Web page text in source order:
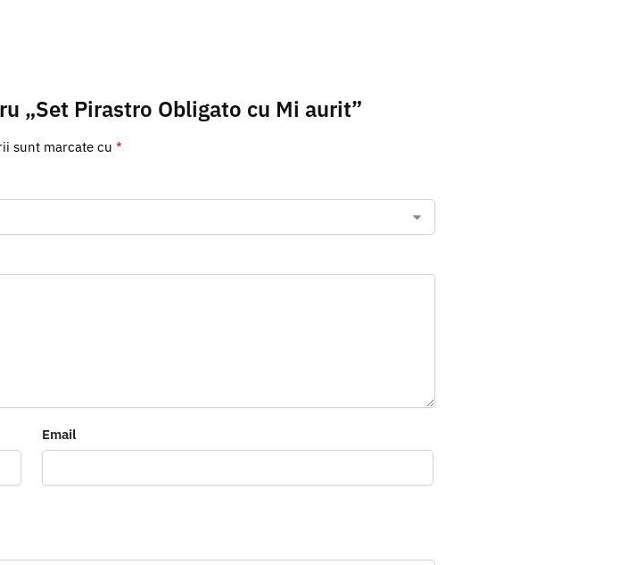
„Set Pirastro Obligato cu Mi aurit”
sunt marcate cu *
Email